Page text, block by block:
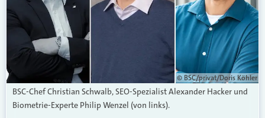
© BSC/privat/Doris Köhler
BSC-Chef Christian Schwalb, SEO-Spezialist Alexander Hacker und
Biometrie-Experte Philip Wenzel (von links).